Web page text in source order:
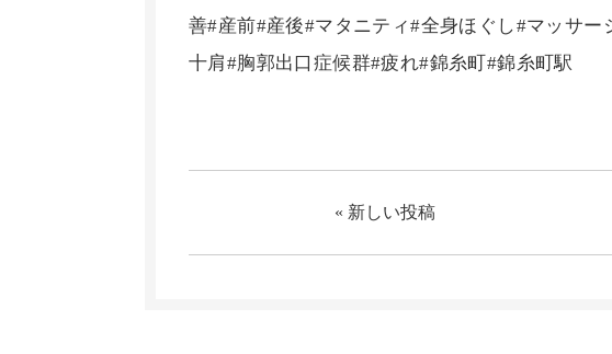
善#産前#産後#マタニティ#全身ほぐし#マッサ
十肩#胸郭出口症候群#疲れ#錦糸町#錦糸町駅
« 新しい投稿